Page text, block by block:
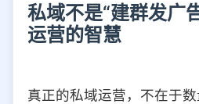
私域不是“建群发广
运营的智慧
真正的私域运营，不在于数